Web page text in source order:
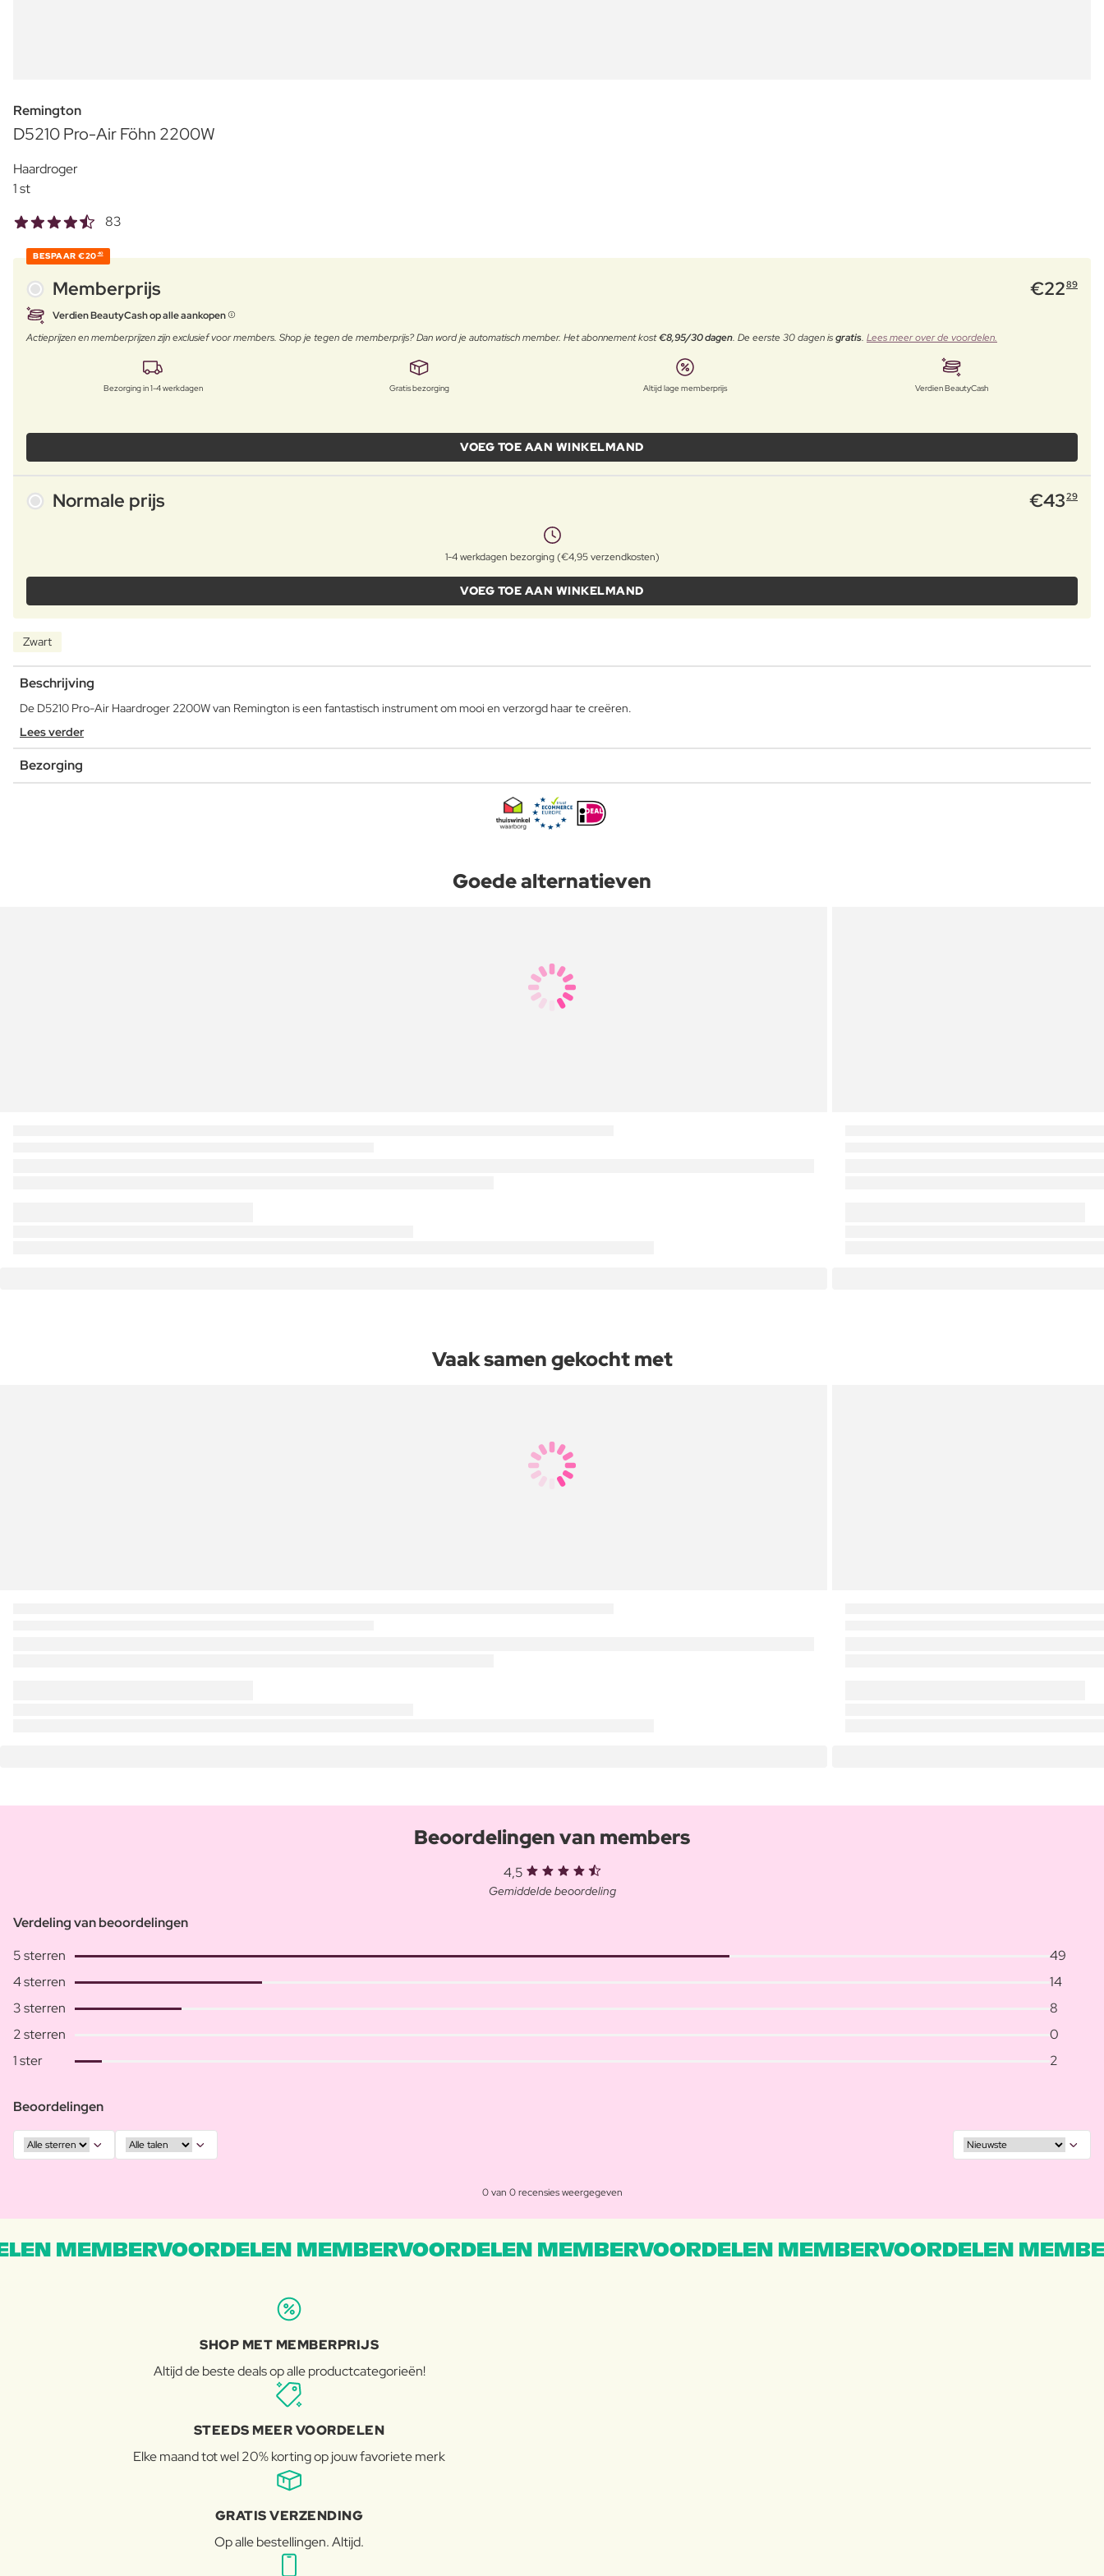
Remington
D5210 Pro-Air Föhn 2200W
Haardroger
1 st
83
BESPAAR €20 40
Memberprijs €2289
Verdien BeautyCash op alle aankopen
Actieprijzen en memberprijzen zijn exclusief voor members. Shop je tegen de memberprijs? Dan word je automatisch member. Het abonnement kost€8,95/30 dagen. De eerste 30 dagen isgratis. Lees meer over de voordelen.
Bezorging in 1-4 werkdagen Gratis bezorging Altijd lage memberprijs Verdien BeautyCash
VOEG TOE AAN WINKELMAND
Normale prijs €4329
1-4 werkdagen bezorging (€4,95 verzendkosten)
VOEG TOE AAN WINKELMAND
Zwart
Beschrijving
De D5210 Pro-Air Haardroger 2200W van Remington is een fantastisch instrument om mooi en verzorgd haar te creëren.
Lees verder
Bezorging
Goede alternatieven
Vaak samen gekocht met
Beoordelingen van members
4,5
Gemiddelde beoordeling
Verdeling van beoordelingen
5 sterren
49
4 sterren
14
3 sterren
8
2 sterren
0
1 ster
2
Beoordelingen
0 van 0 recensies weergegeven
MEMBERVOORDELEN MEMBERVOORDELEN MEMBERVOORDELEN MEMBERVOORDELEN
SHOP MET MEMBERPRIJS
Altijd de beste deals op alle productcategorieën!
STEEDS MEER VOORDELEN
Elke maand tot wel 20% korting op jouw favoriete merk
GRATIS VERZENDING
Op alle bestellingen. Altijd.